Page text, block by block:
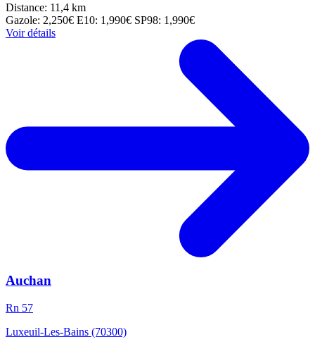
Distance: 11,4 km
Gazole: 2,250€ E10: 1,990€ SP98: 1,990€
Voir détails
Auchan
Rn 57
Luxeuil-Les-Bains (70300)